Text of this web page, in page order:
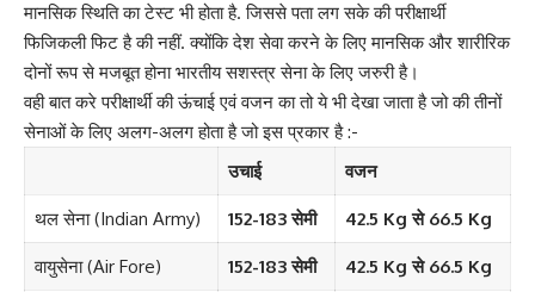
मानसिक स्थिति का टेस्ट भी होता है. जिससे पता लग सके की परीक्षार्थी
फिजिकली फिट है की नहीं. क्योंकि देश सेवा करने के लिए मानसिक और शारीरिक
दोनों रूप से मजबूत होना भारतीय सशस्त्र सेना के लिए जरुरी है।
वही बात करे परीक्षार्थी की ऊंचाई एवं वजन का तो ये भी देखा जाता है जो की तीनों
सेनाओं के लिए अलग-अलग होता है जो इस प्रकार है :-
उचाई
वजन
थल सेना (Indian Army) 152-183 सेमी 42.5 Kg से 66.5 Kg
वायुसेना (Air Fore) 152-183 सेमी 42.5 Kg से 66.5 Kg